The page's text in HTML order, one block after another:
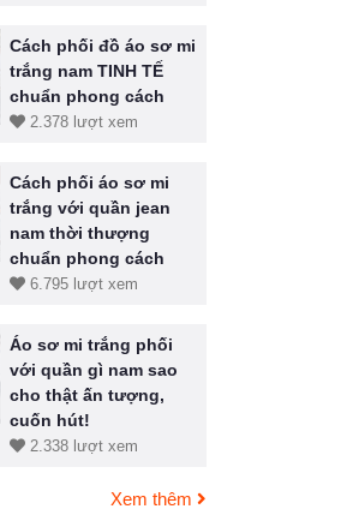
Cách phối đồ áo sơ mi
trắng nam TINH TẾ
chuẩn phong cách
2.378 lượt xem
Cách phối áo sơ mi
trắng với quần jean
nam thời thượng
chuẩn phong cách
6.795 lượt xem
Áo sơ mi trắng phối
với quần gì nam sao
cho thật ấn tượng,
cuốn hút!
2.338 lượt xem
Xem thêm